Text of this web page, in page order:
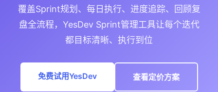
覆盖Sprint规划、每日执行、进度追踪、回顾复
盘全流程，YesDev Sprint管理工具让每个迭代
都目标清晰、执行到位
免费试用YesDev 查看定价方案